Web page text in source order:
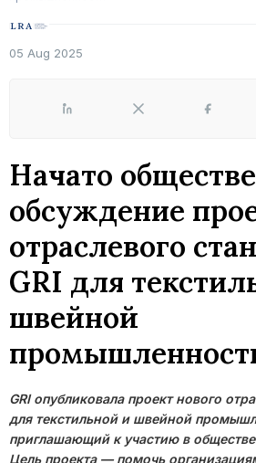
05 Aug 2025
LinkedIn X
Начато
обсуждение
отраслевого
GRI для
швейной
GRI опубликовала проект нового
для текстильной и швейной
приглашающий к участию в
Цель проекта — помочь